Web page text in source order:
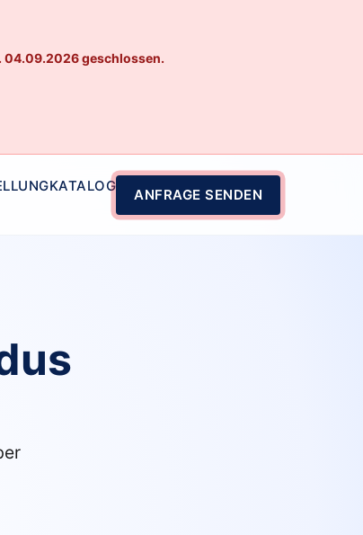
04.09.2026 geschlossen.
KATALOG
ANFRAGE SENDEN